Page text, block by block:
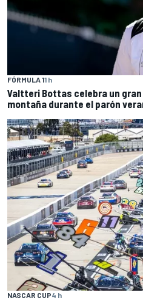
FÓRMULA 11 h
Valtteri Bottas celebra un
montaña durante el parón
NASCAR CUP4 h